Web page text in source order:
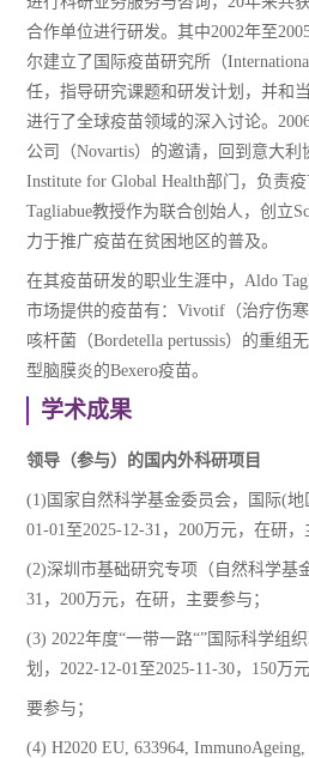
合作单位进行研发。其中2002年至
尔建立了国际疫苗研究所（
任，指导研究课题和研发计划，并和
进行了全球疫苗领域的深入讨论。
公司（Novartis）的邀请，回到意大利
Institute for Global Health部门，负责
Tagliabue教授作为联合创始人，创立
力于推广疫苗在贫困地区的普及。
在其疫苗研发的职业生涯中，Aldo
市场提供的疫苗有：Vivotif（治疗伤
咳杆菌（Bordetella pertussis）的重组
型脑膜炎的Bexero疫苗。
学术成果
领导（参与）的国内外科研项目
(1)国家自然科学基金委员会，国际(
01-01至2025-12-31，200万元，在研，
(2)深圳市基础研究专项（自然科学基
31，200万元，在研，主要参与；
(3) 2022年度“一带一路“”国际科学组
划，2022-12-01至2025-11-30，150万
要参与；
(4) H2020 EU, 633964,